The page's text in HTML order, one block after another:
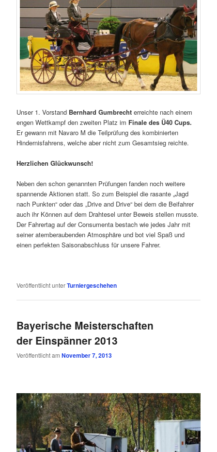
Unser 1. Vorstand Bernhard Gumbrecht erreichte nach einem
engen Wettkampf den zweiten Platz im Finale des Ü40 Cups.
Er gewann mit Navaro M die Teilprüfung des kombinierten
Hindernisfahrens, welche aber nicht zum Gesamtsieg reichte.
Herzlichen Glückwunsch!
Neben den schon genannten Prüfungen fanden noch weitere
spannende Aktionen statt. So zum Beispiel die rasante „Jagd
nach Punkten“ oder das „Drive and Drive“ bei dem die Beifahrer
auch ihr Können auf dem Drahtesel unter Beweis stellen musste.
Der Fahrertag auf der Consumenta bestach wie jedes Jahr mit
seiner atemberaubenden Atmosphäre und bot viel Spaß und
einen perfekten Saisonabschluss für unsere Fahrer.
Veröffentlicht unterTurniergeschehen
Bayerische Meisterschaften
der Einspänner 2013
Veröffentlicht amNovember 7, 2013